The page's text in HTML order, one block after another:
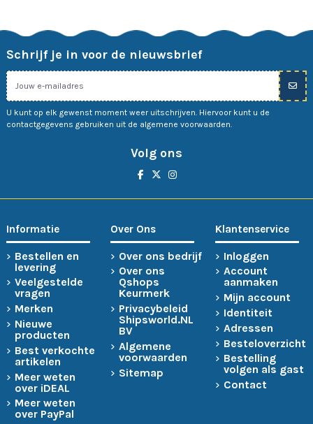
Schrijf je in voor de nieuwsbrief
U kunt op elk gewenst moment weer uitschrijven. Hiervoor kunt u de
contactgegevens gebruiken uit de algemene voorwaarden.
Volg ons
Informatie
Bestellen en
levering
Veelgestelde
vragen
Merken
Nieuwe
producten
Best verkochte
artikelen
Meer weten
over iDEAL
Meer weten
over PayPal
Over Ons
Over ons bedrijf
Over ons
Qshops
Keurmerk
Privacybeleid
Shipsworld.NL
BV
Algemene
voorwaarden
Sitemap
Klantenservice
Inloggen
Account
aanmaken
Mijn account
Identiteit
Adressen
Besteloverzicht
Bestelling
volgen als gast
Contact